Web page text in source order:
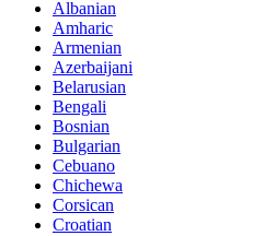
Albanian
Amharic
Armenian
Azerbaijani
Belarusian
Bengali
Bosnian
Bulgarian
Cebuano
Chichewa
Corsican
Croatian